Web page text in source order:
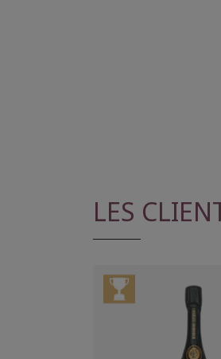
LES